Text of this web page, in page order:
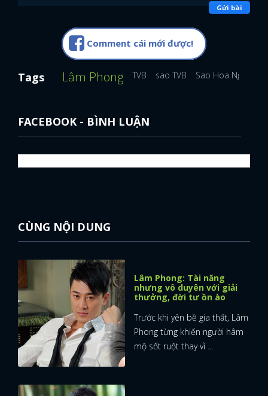
Gửi bài
Comment cái mới được!
Tags Lâm Phong TVB sao TVB Sao Hoa Ngữ
FACEBOOK - BÌNH LUẬN
CÙNG NỘI DUNG
Lâm Phong: Tài năng
nhưng vô duyên với giải
thưởng, đời tư ồn ào
Trước khi yên bề gia thất, Lâm
Phong từng khiến người hâm
mộ sốt ruột thay vì ...